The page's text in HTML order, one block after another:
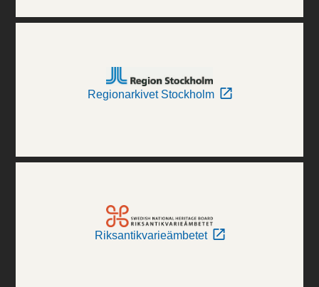
Regionarkivet Stockholm
Riksantikvarieämbetet